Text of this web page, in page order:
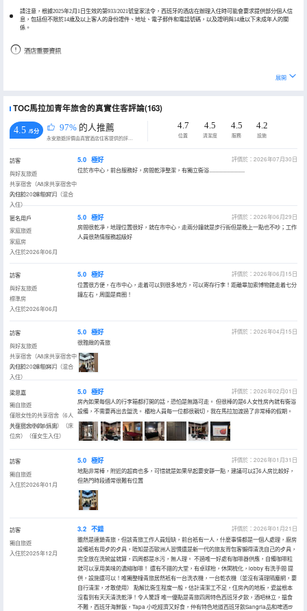
請注意，根據2025年2月1日生效的第933/2021號皇家法令，西班牙的酒店在辦理入住時可能會要求提供部分個人信
息，包括但不限於14歲及以上客人的身份證件、地址、電子郵件和電話號碼，以及證明與14歲以下未成年人的關
係。
酒店重要資訊
展開
TOC馬拉加青年旅舍的真實住客評論(163)
4.5 /5分 97% 的人推薦
永安旅遊評價由真實酒店住客提供的評價。
4.7
位置
4.5
清潔度
4.5
服務
4.2
設施
訪客
與好友旅遊
共享宿舍（A8床共享宿舍中
的1床）（床位房）（混合
入住）
入住於2026年07月
5.0 極好
評價於：2026年07月30日
位於市中心，前台服務好，房間乾淨整潔，有獨立衞浴..........................
匿名用戶
家庭旅遊
家庭房
入住於2026年06月
5.0 極好
評價於：2026年06月29日
房間很乾凈，地理位置很好，就在市中心，走兩分鐘就是步行街但是晚上一點也不吵；工作
人員很熱情服務超級好
訪客
與好友旅遊
標準房
入住於2026年06月
5.0 極好
評價於：2026年06月15日
位置很方便，在市中心，走着可以到很多地方，可以寄存行李！距離畢加索博物館走着七分
鐘左右，周圍是商圈！
訪客
與好友旅遊
共享宿舍（A8床共享宿舍中
的1床）（床位房）（混合
入住）
入住於2026年04月
5.0 極好
評價於：2026年04月15日
很雅緻的青旅
梁思嘉
獨自旅遊
僅限女性的共享宿舍（6人
共享宿舍中的1張床）（床
位房）（僅女生入住）
入住於2026年01月
5.0 極好
評價於：2026年02月01日
房內如果每個人的行李箱都打開的話，恐怕是無路可走。 但很棒的是6人女性房內就有衞浴
設備，不需要再出去盥洗。 櫃枱人員每一位都很親切，我在馬拉加渡過了非常棒的假期。
訪客
獨自旅遊
入住於2026年01月
5.0 極好
評價於：2026年01月31日
地點非常棒，附近的超商也多，可惜就是如果早起要安靜一點，建議可以訂6人房比較好，
但熱門時段通常很難有位置
訪客
獨自旅遊
入住於2025年12月
3.2 不錯
評價於：2026年01月21日
雖然是連鎖青旅，但該青旅工作人員短缺，前台衹有一人，什麼事情都是一個人處理，廚房
設備衹有用歺的歺具，唔知是否歐洲人習慣還是新一代的旅友背包客懶得清洗自己的歺具，
完全放在洗碗盆就算，四周都是水污，無人理。 不過唯一好處有咖啡器供應，自備咖啡粒
就可以享用美味的濃縮咖啡！ 還有不錯的大堂，有卓球枱，休閑梳化，lobby 有洗手間 提
供，設施還可以！唯獨整幢青旅居然衹有一台洗衣機，一台乾衣機（並沒有清理隔塵網，要
自行清潔，才敢使用） 點解比衞生程度一般，估計清潔工不足，住房內的地板，瓷盆根本
沒看到有天天清洗乾淨！令人驚訝 唯一優點是青旅四周特色西班牙歺飲，酒吧林立，揾食
不難，西班牙海鮮飯，Tapa 小吃經濟又好食，仲有特色地道西班牙飲Sangria品和啤酒🍺